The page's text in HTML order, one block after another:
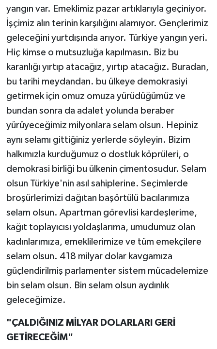
yangın var. Emeklimiz pazar artıklarıyla geçiniyor.
İşçimiz alın terinin karşılığını alamıyor. Gençlerimiz
geleceğini yurtdışında arıyor. Türkiye yangın yeri.
Hiç kimse o mutsuzluğa kapılmasın. Biz bu
karanlığı yırtıp atacağız, yırtıp atacağız. Buradan,
bu tarihi meydandan. bu ülkeye demokrasiyi
getirmek için omuz omuza yürüdüğümüz ve
bundan sonra da adalet yolunda beraber
yürüyeceğimiz milyonlara selam olsun. Hepiniz
aynı selamı gittiğiniz yerlerde söyleyin. Bizim
halkımızla kurduğumuz o dostluk köprüleri, o
demokrasi birliği bu ülkenin çimentosudur. Selam
olsun Türkiye'nin asıl sahiplerine. Seçimlerde
broşürlerimizi dağıtan başörtülü bacılarımıza
selam olsun. Apartman görevlisi kardeşlerime,
kağıt toplayıcısı yoldaşlarıma, umudumuz olan
kadınlarımıza, emeklilerimize ve tüm emekçilere
selam olsun. 418 milyar dolar kavgamıza
güçlendirilmiş parlamenter sistem mücadelemize
bin selam olsun. Bin selam olsun aydınlık
geleceğimize.
"ÇALDIĞINIZ MİLYAR DOLARLARI GERİ
GETİRECEĞİM"